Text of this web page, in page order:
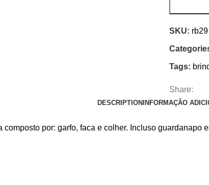
SKU: rb29
Tags:
Share:
DESCRIPTION INFORMAÇÃO
por: garfo, faca e colher. Incluso guardanapo